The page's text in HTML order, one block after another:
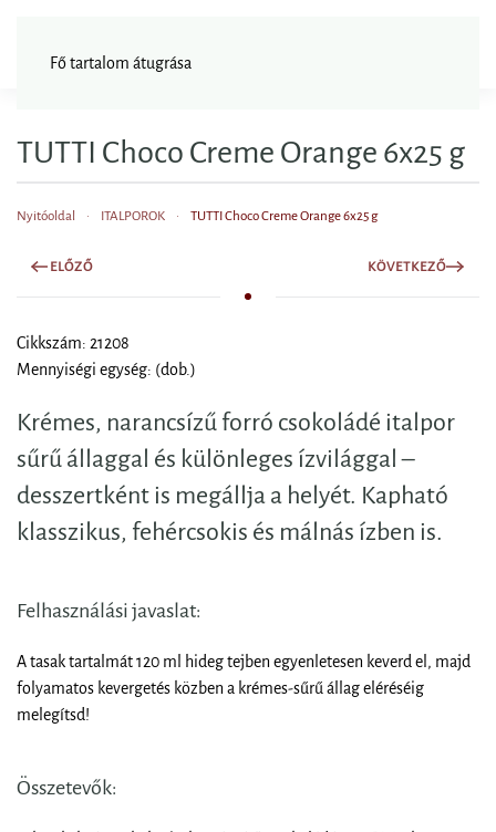
Fő tartalom átugrása
TUTTI Choco Creme Orange 6x25 g
Nyitóoldal ITALPOROK TUTTI Choco Creme Orange 6x25 g
ELŐZŐ KÖVETKEZŐ
Cikkszám: 21208
Mennyiségi egység: (dob.)
Krémes, narancsízű forró csokoládé italpor
sűrű állaggal és különleges ízvilággal –
desszertként is megállja a helyét. Kapható
klasszikus, fehércsokis és málnás ízben is.
Felhasználási javaslat:
A tasak tartalmát 120 ml hideg tejben egyenletesen keverd el, majd
folyamatos kevergetés közben a krémes-sűrű állag eléréséig
melegítsd!
Összetevők: